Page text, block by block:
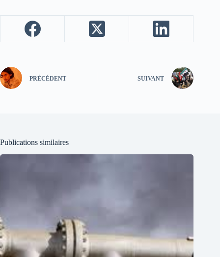
PRÉCÉDENT SUIVANT
Publications similaires